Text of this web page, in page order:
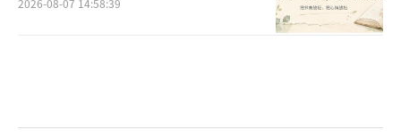
2026-08-07 14:58:39